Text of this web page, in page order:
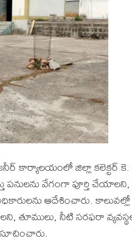
కార్యాలయంలో జిల్లా కలెక్టర్
పనులను వేగంగా పూర్తి చేయాలని,
ఆదేశించారు.
తూములు, నీటి సరఫరా